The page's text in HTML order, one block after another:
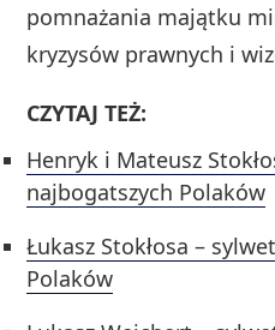
pomnażania majątku
kryzysów prawnych i
CZYTAJ TEŻ:
Henryk i Mateusz
najbogatszych Polaków
Łukasz Stokłosa –
Polaków